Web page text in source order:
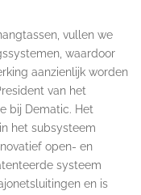
vullen we
waardoor
aanzienlijk worden
van het
bij Dematic. Het
het subsysteem
open- en
systeem
en is